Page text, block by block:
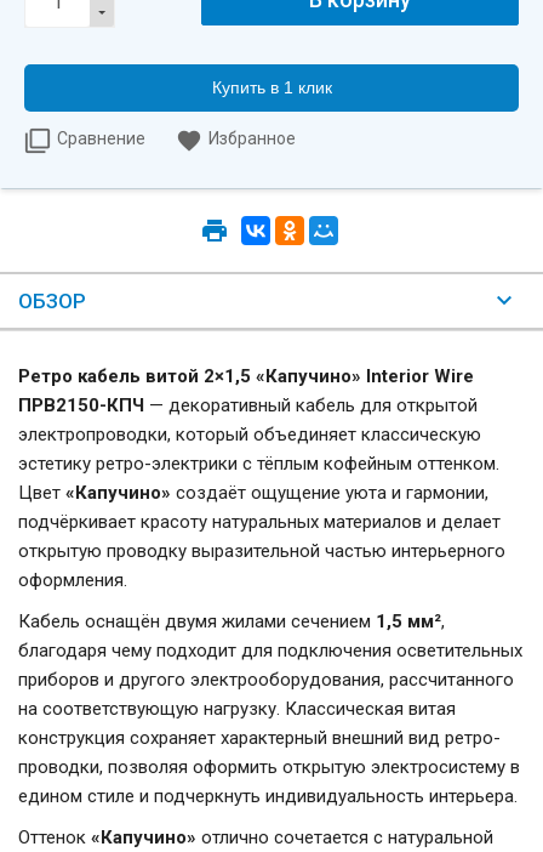
Купить в 1 клик
Сравнение Избранное
ОБЗОР
Ретро кабель витой 2×1,5 «Капучино» Interior Wire
ПРВ2150-КПЧ — декоративный кабель для открытой
электропроводки, который объединяет классическую
эстетику ретро-электрики с тёплым кофейным оттенком.
Цвет «Капучино» создаёт ощущение уюта и гармонии,
подчёркивает красоту натуральных материалов и делает
открытую проводку выразительной частью интерьерного
оформления.
Кабель оснащён двумя жилами сечением 1,5 мм²,
благодаря чему подходит для подключения осветительных
приборов и другого электрооборудования, рассчитанного
на соответствующую нагрузку. Классическая витая
конструкция сохраняет характерный внешний вид ретро-
проводки, позволяя оформить открытую электросистему в
едином стиле и подчеркнуть индивидуальность интерьера.
Оттенок «Капучино» отлично сочетается с натуральной